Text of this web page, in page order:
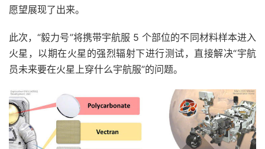
愿望展现了出来。
此次，“毅力号”将携带宇航服 5 个部位的不同材料样本进入
火星，以期在火星的强烈辐射下进行测试，直接解决“宇航
员未来要在火星上穿什么宇航服”的问题。